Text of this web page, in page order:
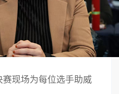
现场为每位选手助威